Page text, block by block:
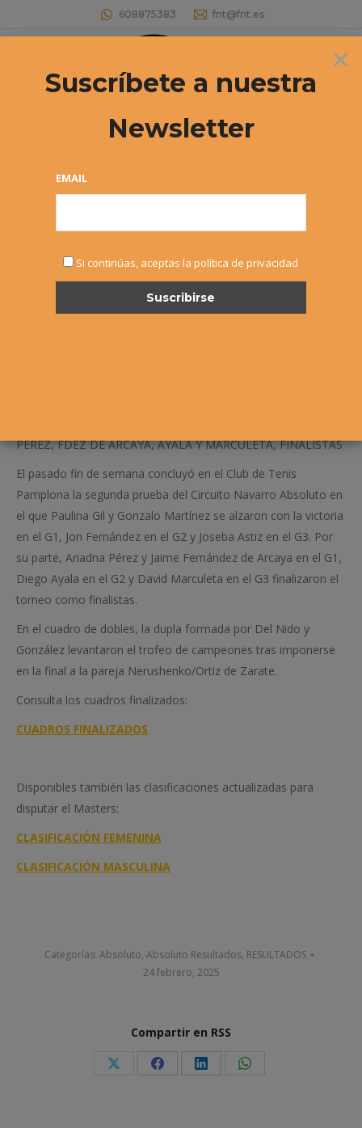
608875383 fnt@fnt.es
Buscar:
PÉREZ, FDEZ DE ARCAYA, AYALA Y MARCULETA, FINALISTAS
El pasado fin de semana concluyó en el Club de Tenis
Pamplona la segunda prueba del Circuito Navarro Absoluto en
el que Paulina Gil y Gonzalo Martínez se alzaron con la victoria
en el G1, Jon Fernández en el G2 y Joseba Astiz en el G3. Por
su parte, Ariadna Pérez y Jaime Fernández de Arcaya en el G1,
Diego Ayala en el G2 y David Marculeta en el G3 finalizaron el
torneo como finalistas.
En el cuadro de dobles, la dupla formada por Del Nido y
González levantaron el trofeo de campeones tras imponerse
en la final a la pareja Nerushenko/Ortiz de Zarate.
Consulta los cuadros finalizados:
CUADROS FINALIZADOS
Disponibles también las clasificaciones actualizadas para
disputar el Masters:
CLASIFICACIÓN FEMENINA
CLASIFICACIÓN MASCULINA
Categorías: Absoluto, Absoluto Resultados, RESULTADOS
24 febrero, 2025
Compartir en RSS
Share Share Share Share
×
Suscríbete a nuestra
Newsletter
EMAIL
Si continúas, aceptas la política de privacidad